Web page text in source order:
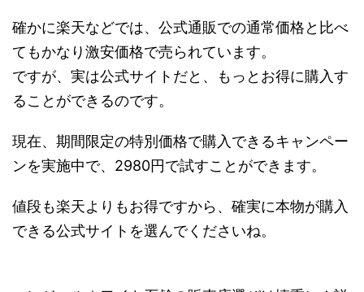
確かに楽天などでは、公式通販での通常価格と比べ
てもかなり激安価格で売られています。
ですが、実は公式サイトだと、もっとお得に購入す
ることができるのです。
現在、期間限定の特別価格で購入できるキャンペー
ンを実施中で、2980円で試すことができます。
値段も楽天よりもお得ですから、確実に本物が購入
できる公式サイトを選んでくださいね。